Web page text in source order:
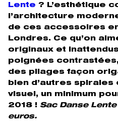
Lente ? L’esthétique
l’architecture
de ces accessoires
Londres. Ce qu’on
originaux et
poignées
des pliages façon
bien d’autres
visuel, un minimum
2018 ! Sac Danse
euros.